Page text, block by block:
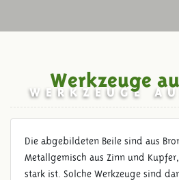
WERKZEUGE
Werkzeuge
Die abgebildeten Beile sind aus
Metallgemisch aus Zinn und
stark ist. Solche Werkzeuge sind